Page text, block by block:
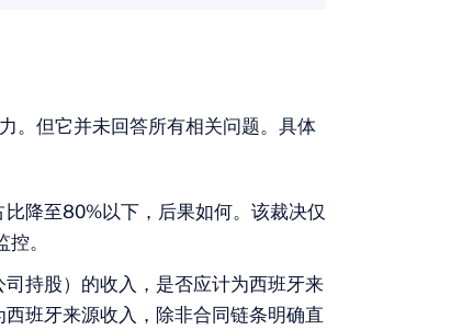
。但它并未回答所有相关问题。具体
降至80%以下，后果如何。该裁决仅
。
持股）的收入，是否应计为西班牙来
班牙来源收入，除非合同链条明确直